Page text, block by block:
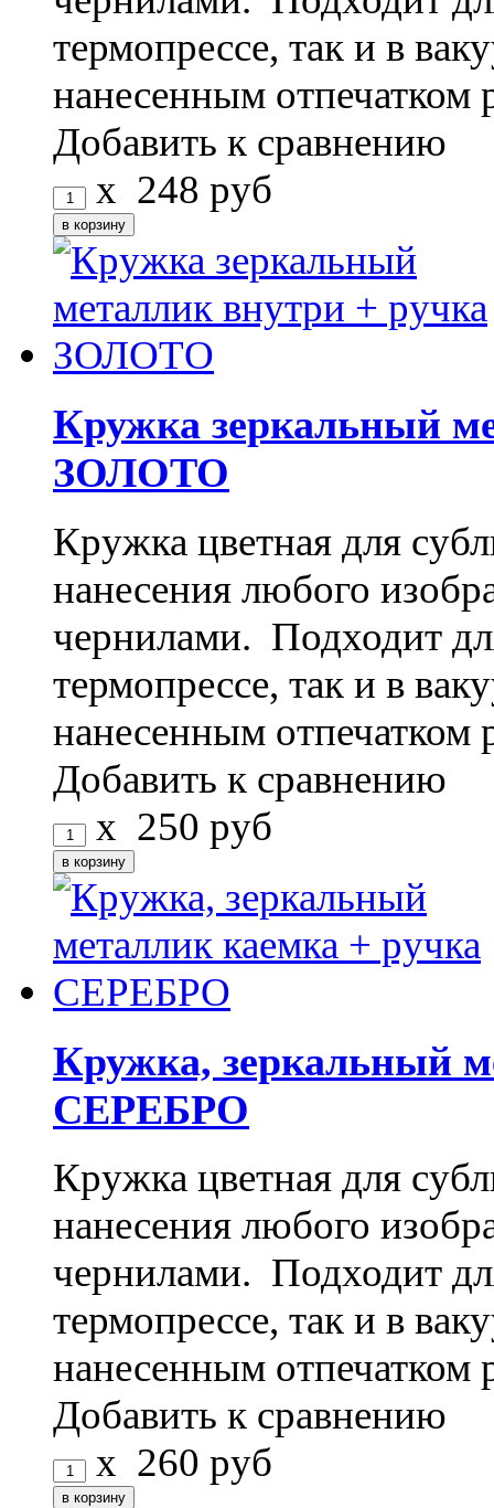
термопрессе, так и в
нанесенным
Добавить к сравнению
x 248 руб
Кружка зеркальный
ЗОЛОТО
Кружка цветная для
нанесения любого
чернилами. Подходит
термопрессе, так и в
нанесенным
Добавить к сравнению
x 250 руб
Кружка, зеркальный
СЕРЕБРО
Кружка цветная для
нанесения любого
чернилами. Подходит
термопрессе, так и в
нанесенным
Добавить к сравнению
x 260 руб